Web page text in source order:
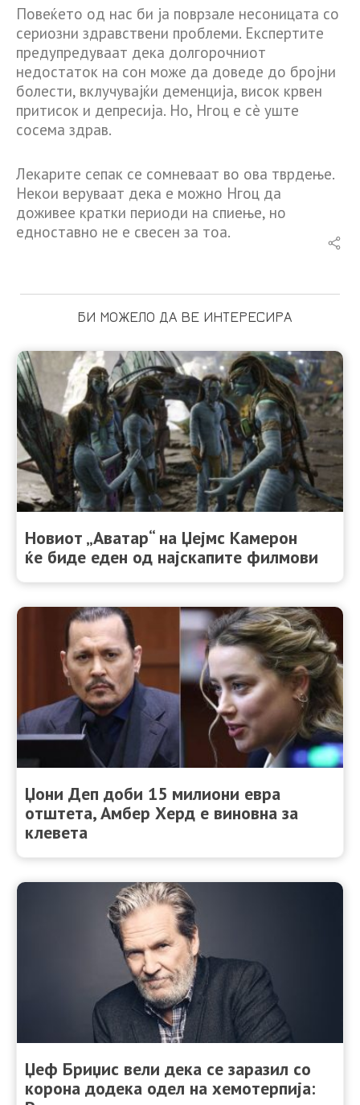
Повеќето од нас би ја поврзале несоницата со
сериозни здравствени проблеми. Експертите
предупредуваат дека долгорочниот
недостаток на сон може да доведе до бројни
болести, вклучувајќи деменција, висок крвен
притисок и депресија. Но, Нгоц е сè уште
сосема здрав.
Лекарите сепак се сомневаат во ова тврдење.
Некои веруваат дека е можно Нгоц да
доживее кратки периоди на спиење, но
едноставно не е свесен за тоа.
БИ МОЖЕЛО ДА ВЕ ИНТЕРЕСИРА
Новиот „Аватар“ на Џејмс Камерон
ќе биде еден од најскапите филмови
Џони Деп доби 15 милиони евра
отштета, Амбер Херд е виновна за
клевета
Џеф Бриџис вели дека се заразил со
корона додека одел на хемотерпија: